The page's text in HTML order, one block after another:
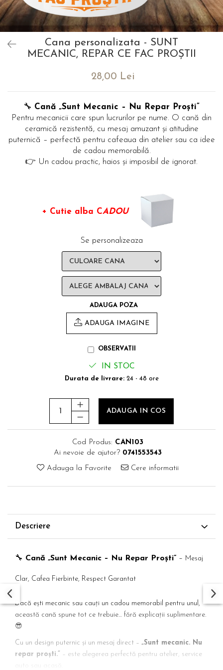
Puzzle personalizat
Rame foto personalizate
Plachete personalizate
Pix personalizat
Set cadou
evenimente
Tavita de mot
Pahare personalizate
Cana personalizata - SUNT
MECANIC, REPAR CE FAC PROŞTII
28,00 Lei
🔧 Cană „Sunt Mecanic – Nu Repar Proști”
Pentru mecanicii care spun lucrurilor pe nume. O cană din
ceramică rezistentă, cu mesaj amuzant și atitudine
puternică – perfectă pentru cafeaua din atelier sau ca idee
de cadou memorabilă.
👉 Un cadou practic, haios și imposibil de ignorat.
+ Cutie alba CADOU
Se personalizeaza
ADAUGA POZA
ADAUGA IMAGINE
OBSERVATII
IN STOC
Durata de livrare:24 - 48 ore
ADAUGA IN COS
Cod Produs: CAN103
Ai nevoie de ajutor? 0741553543
Adauga la Favorite Cere informatii
Descriere
🔧 Cană „Sunt Mecanic – Nu Repar Proști” – Mesaj
Clar, Cafea Fierbinte, Respect Garantat
Dacă ești mecanic sau cauți un cadou memorabil pentru unul,
această cană spune tot ce trebuie… fără explicații suplimentare.
😎
Cu un design puternic și un mesaj direct – „Sunt mecanic. Nu
repar proști.”
– este alegerea perfectă pentru atelier, service